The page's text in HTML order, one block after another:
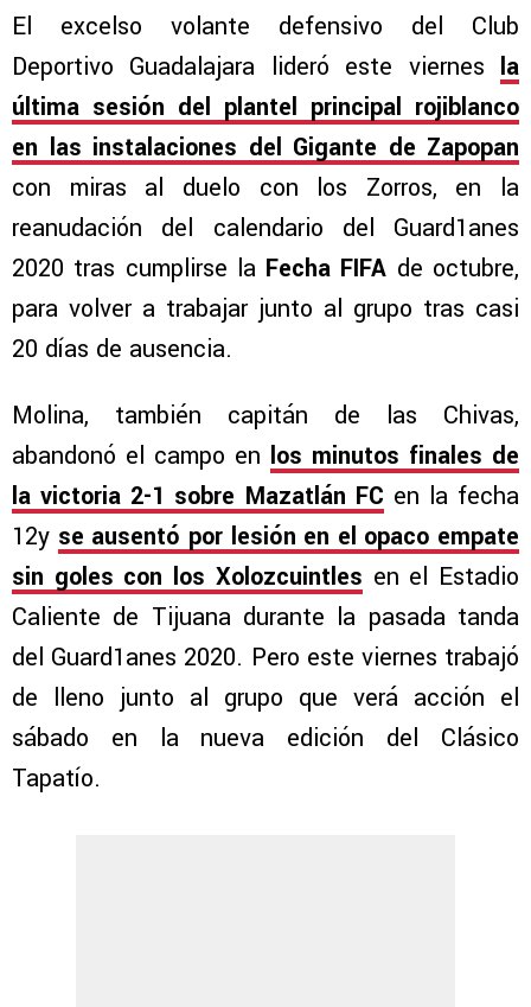
El excelso volante defensivo del Club
Deportivo Guadalajara lideró este viernes la
última sesión del plantel principal rojiblanco
en las instalaciones del Gigante de Zapopan
con miras al duelo con los Zorros, en la
reanudación del calendario del Guard1anes
2020 tras cumplirse la Fecha FIFA de octubre,
para volver a trabajar junto al grupo tras casi
20 días de ausencia.
Molina, también capitán de las Chivas,
abandonó el campo en los minutos finales de
la victoria 2-1 sobre Mazatlán FC en la fecha
12y se ausentó por lesión en el opaco empate
sin goles con los Xolozcuintles en el Estadio
Caliente de Tijuana durante la pasada tanda
del Guard1anes 2020. Pero este viernes trabajó
de lleno junto al grupo que verá acción el
sábado en la nueva edición del Clásico
Tapatío.